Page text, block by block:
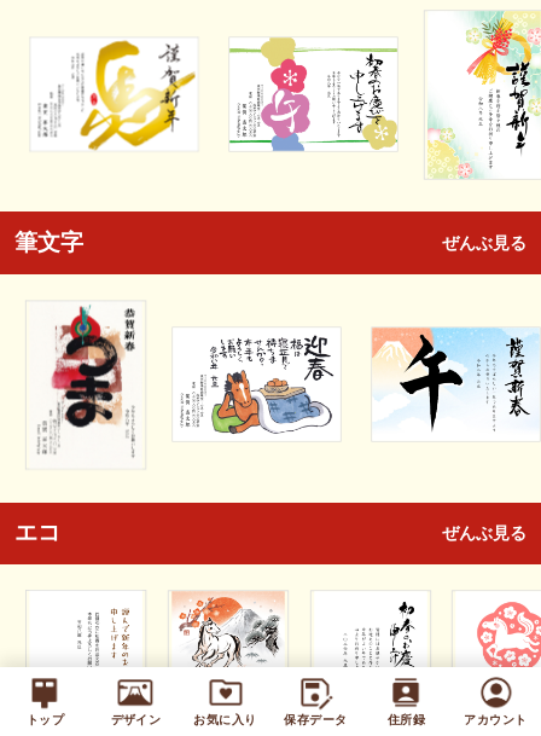
トップ デザイン お気に入り 保存データ 住所録 アカウント
筆文字 ぜんぶ見る
エコ ぜんぶ見る